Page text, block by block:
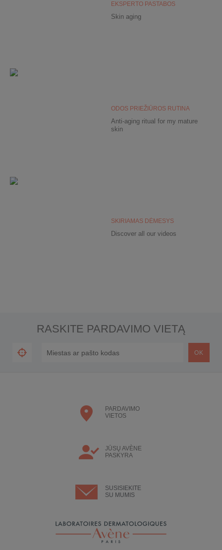
EKSPERTO PASTABOS
Skin aging
ODOS PRIEŽIŪROS RUTINA
Anti-aging ritual for my mature
skin
SKIRIAMAS DĖMESYS
Discover all our videos
RASKITE PARDAVIMO VIETĄ
PARDAVIMO
VIETOS
JŪSŲ AVÈNE
PASKYRA
SUSISIEKITE
SU MUMIS